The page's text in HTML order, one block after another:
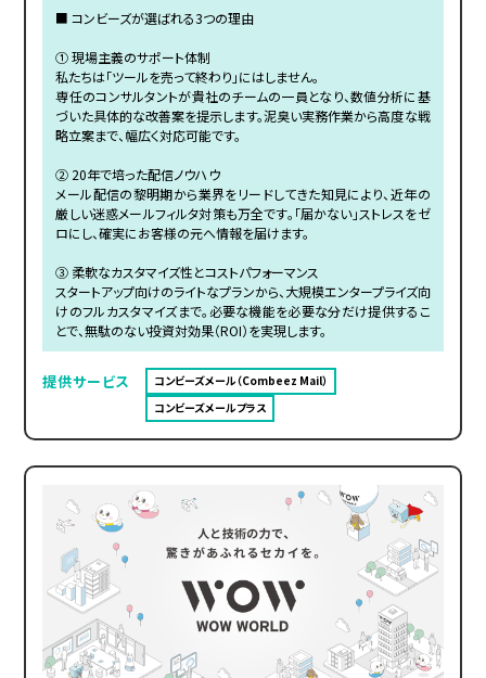
■ コンビーズが選ばれる3つの理由
① 現場主義のサポート体制
私たちは「ツールを売って終わり」にはしません。
専任のコンサルタントが貴社のチームの一員となり、数値分析に基
づいた具体的な改善案を提示します。泥臭い実務作業から高度な戦
略立案まで、幅広く対応可能です。
② 20年で培った配信ノウハウ
メール配信の黎明期から業界をリードしてきた知見により、近年の
厳しい迷惑メールフィルタ対策も万全です。「届かない」ストレスをゼ
ロにし、確実にお客様の元へ情報を届けます。
③ 柔軟なカスタマイズ性とコストパフォーマンス
スタートアップ向けのライトなプランから、大規模エンタープライズ向
けのフルカスタマイズまで。必要な機能を必要な分だけ提供するこ
とで、無駄のない投資対効果（ROI）を実現します。
提供サービス
コンビーズメール（Combeez Mail）
コンビーズメールプラス